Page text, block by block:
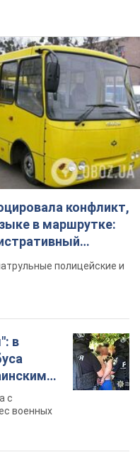
конфликт,
в маршрутке:
полицейские и
в
военных
в
стрижка"